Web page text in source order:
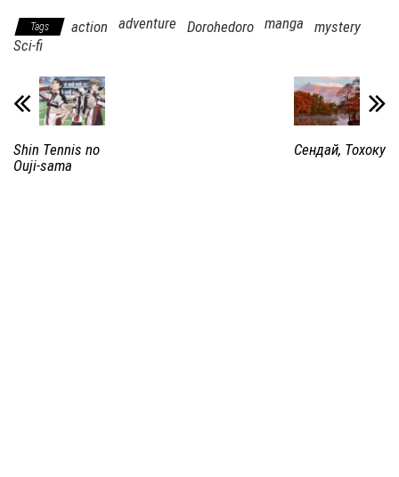
Tags action adventure Dorohedoro manga
mystery
Sci-fi
Shin Tennis no
Ouji-sama
Сендай, Тохоку